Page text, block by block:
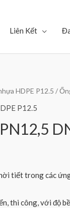
Liên Kết
HDPE P12.5 /
P12.5
tiết trong các
thi công, với độ